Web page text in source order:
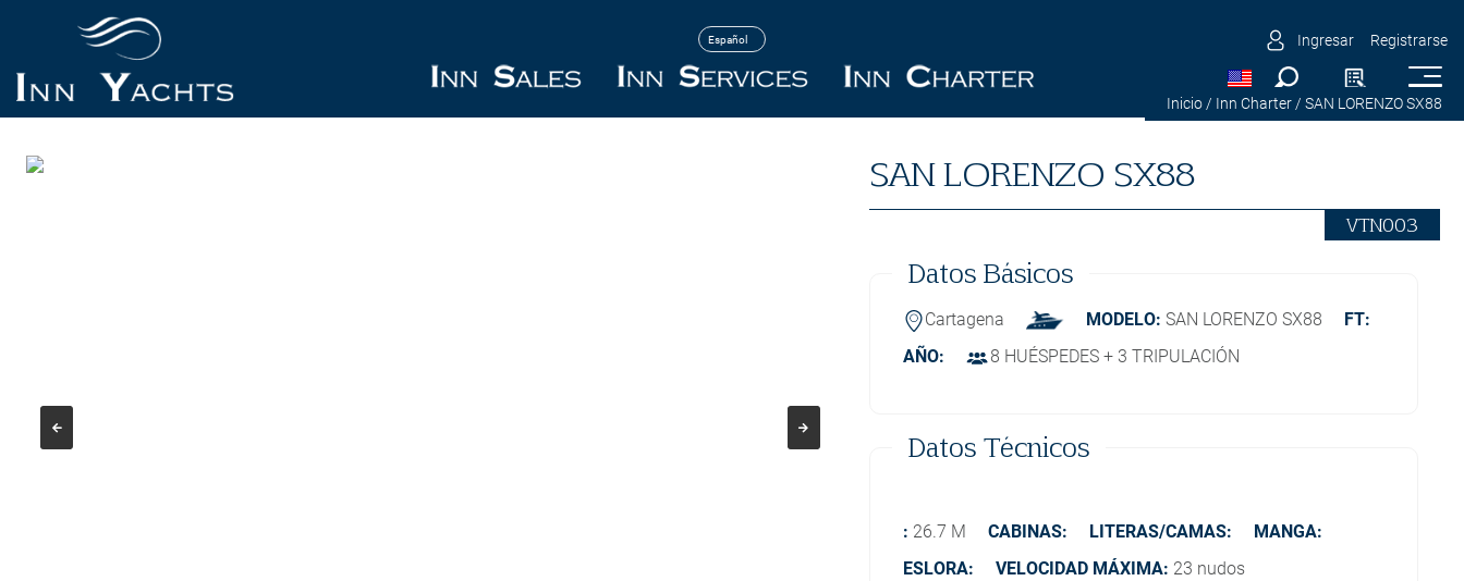
Ingresar Registrarse
Inicio / Inn Charter / SAN LORENZO SX88
SAN LORENZO SX88
VTN003
Datos Básicos
Cartagena MODELO: SAN LORENZO SX88
FT:
AÑO:
8 HUÉSPEDES + 3 TRIPULACIÓN
Datos Técnicos
: 26.7 M CABINAS: LITERAS/CAMAS:
MANGA:
ESLORA:
VELOCIDAD MÁXIMA: 23 nudos